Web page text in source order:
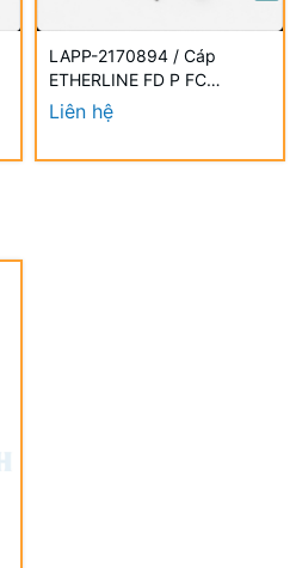
LAPP-2170894 / Cáp
ETHERLINE FD P FC
UL/CSA CAT.5 2x2x22 AWG
Liên hệ